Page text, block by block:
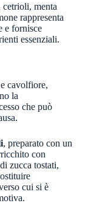
menta
rappresenta
e fornisce
essenziali.
cavolfiore,
la
che può
, preparato con un
con
zucca tostati,
cui si è